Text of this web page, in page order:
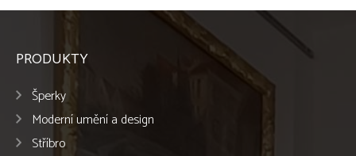
PRODUKTY
Šperky
Moderní umění a design
Stříbro